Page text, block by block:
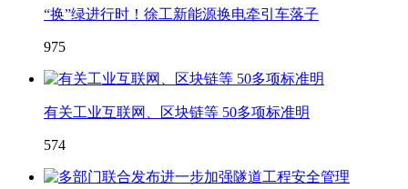
“换”绿进行时！徐工新能源换电牵引车落子
975
有关工业互联网、区块链等 50多项标准明
574